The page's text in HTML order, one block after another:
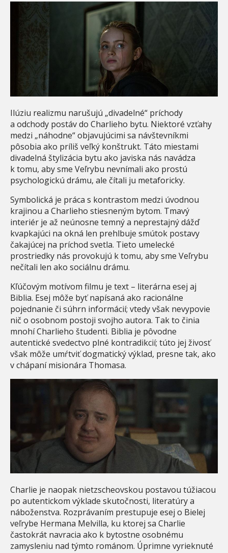
Ilúziu realizmu narušujú „divadelné“ príchody
a odchody postáv do Charlieho bytu. Niektoré vzťahy
medzi „náhodne“ objavujúcimi sa návštevníkmi
pôsobia ako príliš veľký konštrukt. Táto miestami
divadelná štylizácia bytu ako javiska nás navádza
k tomu, aby sme Veľrybu nevnímali ako prostú
psychologickú drámu, ale čítali ju metaforicky.
Symbolická je práca s kontrastom medzi úvodnou
krajinou a Charlieho stiesneným bytom. Tmavý
interiér je až neúnosne temný a neprestajný dážď
kvapkajúci na okná len prehlbuje smútok postavy
čakajúcej na príchod svetla. Tieto umelecké
prostriedky nás provokujú k tomu, aby sme Veľrybu
nečítali len ako sociálnu drámu.
Kľúčovým motívom filmu je text – literárna esej aj
Biblia. Esej môže byť napísaná ako racionálne
pojednanie či súhrn informácií; vtedy však nevypovie
nič o osobnom postoji svojho autora. Tak to činia
mnohí Charlieho študenti. Biblia je pôvodne
autentické svedectvo plné kontradikcií; túto jej živosť
však môže umŕtviť dogmatický výklad, presne tak, ako
v chápaní misionára Thomasa.
Charlie je naopak nietzscheovskou postavou túžiacou
po autentickom výklade skutočnosti, literatúry a
náboženstva. Rozprávaním prestupuje esej o Bielej
veľrybe Hermana Melvilla, ku ktorej sa Charlie
častokrát navracia ako k bytostne osobnému
zamysleniu nad týmto románom. Úprimne vyrieknuté